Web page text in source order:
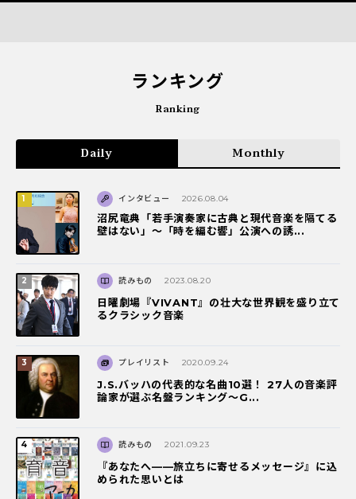
ランキング
Ranking
Daily Monthly
インタビュー 2026.08.04
沼尻竜典「若手演奏家に古典と現代音楽を隔てる
壁はない」～「時を編む響」公演への誘...
読みもの 2023.08.20
日曜劇場『VIVANT』の壮大な世界観を盛り立て
るクラシック音楽
プレイリスト 2020.09.24
J.S.バッハの代表的な名曲10選！ 27人の音楽評
論家が選ぶ名盤ランキング〜G...
読みもの 2021.09.23
『あなたへ――旅立ちに寄せるメッセージ』に込
められた思いとは